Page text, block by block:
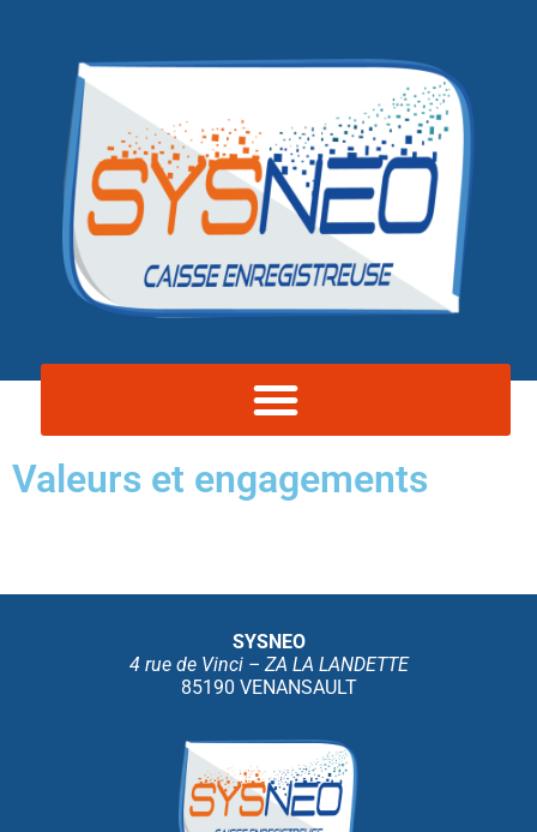
Valeurs et engagements
SYSNEO
4 rue de Vinci – ZA LA LANDETTE
85190 VENANSAULT